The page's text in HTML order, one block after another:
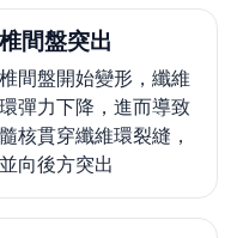
椎間盤突出
椎間盤開始變形，纖維
環彈力下降，進而導致
髓核貫穿纖維環裂縫，
並向後方突出